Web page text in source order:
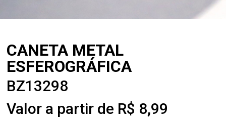
CANETA METAL
ESFEROGRÁFICA
BZ13298
Valor a partir de R$ 8,99